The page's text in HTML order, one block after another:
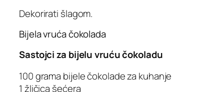
Dekorirati šlagom.
Bijela vruća čokolada
Sastojci za bijelu vruću čokoladu
100 grama bijele čokolade za kuhanje
1 žličica šećera